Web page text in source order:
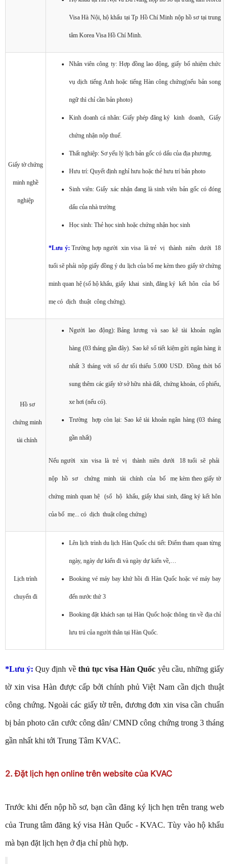
Visa Hà Nội, hộ khẩu tại Tp Hồ Chí Minh nộp hồ sơ tại trung
tâm Korea Visa Hồ Chí Minh.
Giấy tờ chứng
minh nghề
nghiệp
Nhân viên công ty: Hợp đồng lao động, giấy bổ nhiệm chức
vụ dịch tiếng Anh hoặc tiếng Hàn công chứng(nếu bản song
ngữ thì chỉ cần bản photo)
Kinh doanh cá nhân: Giấy phép đăng ký kinh doanh, Giấy
chứng nhận nộp thuế.
Thất nghiệp: Sơ yếu lý lịch bản gốc có dấu của địa phương.
Hưu trí: Quyết định nghỉ hưu hoặc thẻ hưu trí bản photo
Sinh viên: Giấy xác nhận đang là sinh viên bản gốc có đóng
dấu của nhà trường
Học sinh: Thẻ học sinh hoặc chứng nhận học sinh
*Lưu ý: Trường hợp người xin visa là trẻ vị thành niên dưới 18
tuổi sẽ phải nộp giấy đồng ý du lịch của bố mẹ kèm theo giấy tờ chứng
minh quan hệ (sổ hộ khẩu, giấy khai sinh, đăng ký kết hôn của bố
mẹ có dịch thuật công chứng).
Hồ sơ
chứng minh
tài chính
Người lao động): Bảng lương và sao kê tài khoản ngân
hàng (03 tháng gần đây). Sao kê sổ tiết kiệm gửi ngân hàng ít
nhất 3 tháng với số dư tối thiểu 5.000 USD. Đồng thời bổ
sung thêm các giấy tờ sở hữu nhà đất, chứng khoán, cổ phiếu,
xe hơi (nếu có).
Trường hợp còn lại: Sao kê tài khoản ngân hàng (03 tháng
gần nhất)
Nếu người xin visa là trẻ vị thành niên dưới 18 tuổi sẽ phải
nộp hồ sơ chứng minh tài chính của bố mẹ kèm theo giấy tờ
chứng minh quan hệ (sổ hộ khẩu, giấy khai sinh, đăng ký kết hôn
của bố mẹ... có dịch thuật công chứng)
Lịch trình
chuyến đi
Lên lịch trình du lịch Hàn Quốc chi tiết: Điểm tham quan từng
ngày, ngày dự kiến đi và ngày dự kiến về,…
Booking vé máy bay khứ hồi đi Hàn Quốc hoặc vé máy bay
đến nước thứ 3
Booking đặt khách sạn tại Hàn Quốc hoặc thông tin về địa chỉ
lưu trú của người thân tại Hàn Quốc.
*Lưu ý: Quy định về thủ tục visa Hàn Quốc yêu cầu, những giấy
tờ xin visa Hàn được cấp bởi chính phủ Việt Nam cần dịch thuật
công chứng. Ngoài các giấy tờ trên, đương đơn xin visa cần chuẩn
bị bản photo căn cước công dân/ CMND công chứng trong 3 tháng
gần nhất khi tới Trung Tâm KVAC.
2. Đặt lịch hẹn online trên website của KVAC
Trước khi đến nộp hồ sơ, bạn cần đăng ký lịch hẹn trên trang web
của Trung tâm đăng ký visa Hàn Quốc - KVAC. Tùy vào hộ khẩu
mà bạn đặt lịch hẹn ở địa chỉ phù hợp.